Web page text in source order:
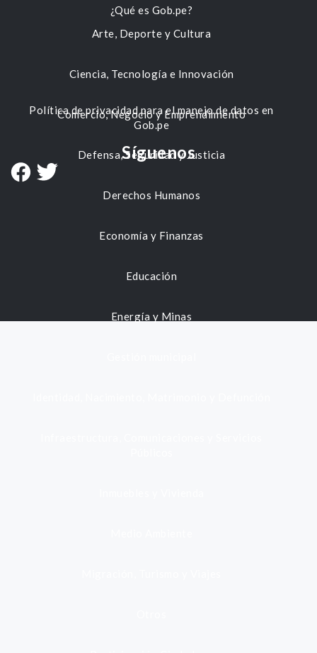
Arte, Deporte y Cultura
Ciencia, Tecnología e Innovación
Comercio, Negocio y Emprendimiento
Defensa, Seguridad y Justicia
Derechos Humanos
Economía y Finanzas
Educación
Energía y Minas
¿Qué es Gob.pe?
Política de privacidad para el manejo de datos en
Gob.pe
Síguenos